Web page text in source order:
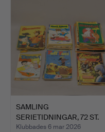
SAMLING
SERIETIDNINGAR, 72 ST.
Klubbades 6 mar 2026